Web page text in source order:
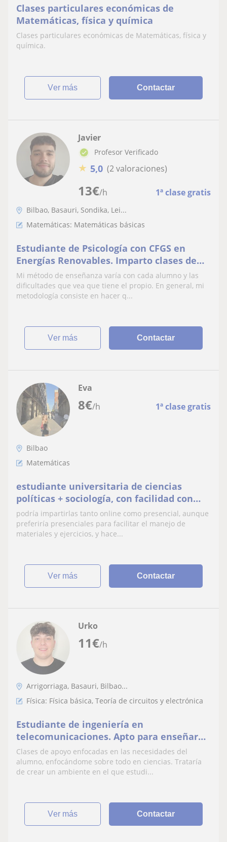
Clases particulares económicas de
Matemáticas, física y química
Clases particulares económicas de Matemáticas, física y
química.
ver más Contactar
13€/h 1ª clase gratis
Javier
Profesor Verificado
★ 5,0 (2 valoraciones)
Bilbao, Basauri, Sondika, Lei...
Matemáticas: Matemáticas básicas
Estudiante de Psicología con CFGS en
Energías Renovables. Imparto clases de
Matemáticas para estudiantes de ESO y
Bachillerato.
Mi método de enseñanza varía con cada alumno y las
dificultades que vea que tiene el propio. En general, mi
metodología consiste en hacer q...
ver más Contactar
8€/h 1ª clase gratis
Eva
Bilbao
Matemáticas
estudiante universitaria de ciencias
políticas + sociología, con facilidad con
números, economía e idiomas
podría impartirlas tanto online como presencial, aunque
preferiría presenciales para facilitar el manejo de
materiales y ejercicios, y hace...
ver más Contactar
11€/h
Urko
Arrigorriaga, Basauri, Bilbao...
Física: Física básica, Teoría de circuitos y electrónica
Estudiante de ingeniería en
telecomunicaciones. Apto para enseñar
matemáticas, física, tecnología, calculo,
algebra y estadística.
Clases de apoyo enfocadas en las necesidades del
alumno, enfocándome sobre todo en ciencias. Trataría
de crear un ambiente en el que estudi...
ver más Contactar